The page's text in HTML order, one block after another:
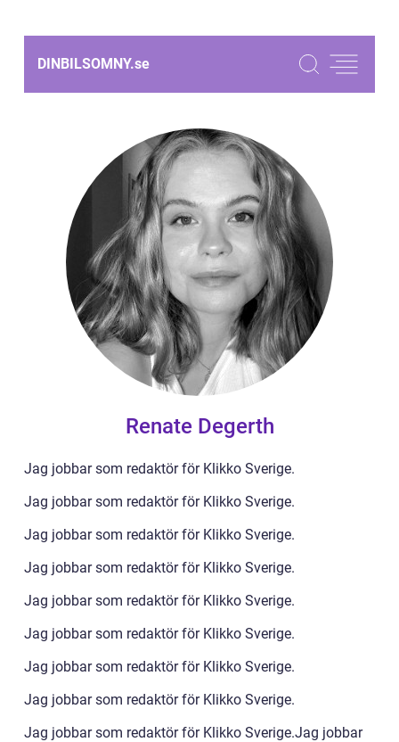
DINBILSOMNY.se
Renate Degerth
Jag jobbar som redaktör för Klikko Sverige.
Jag jobbar som redaktör för Klikko Sverige.
Jag jobbar som redaktör för Klikko Sverige.
Jag jobbar som redaktör för Klikko Sverige.
Jag jobbar som redaktör för Klikko Sverige.
Jag jobbar som redaktör för Klikko Sverige.
Jag jobbar som redaktör för Klikko Sverige.
Jag jobbar som redaktör för Klikko Sverige.
Jag jobbar som redaktör för Klikko Sverige.Jag jobbar